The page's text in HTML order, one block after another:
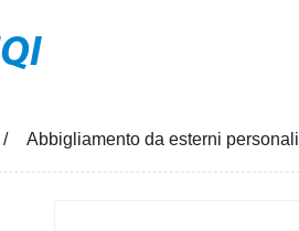
Abbigliamento da esterni